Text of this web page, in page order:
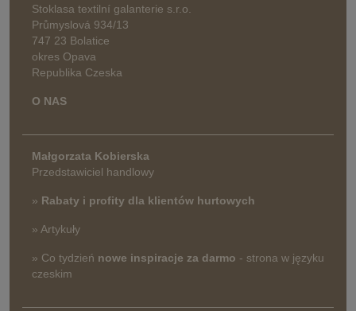
Stoklasa textilní galanterie s.r.o.
Průmyslová 934/13
747 23 Bolatice
okres Opava
Republika Czeska
O NAS
Małgorzata Kobierska
Przedstawiciel handlowy
» Rabaty i profity dla klientów hurtowych
» Artykuły
» Co tydzień nowe inspiracje za darmo - strona w języku
czeskim